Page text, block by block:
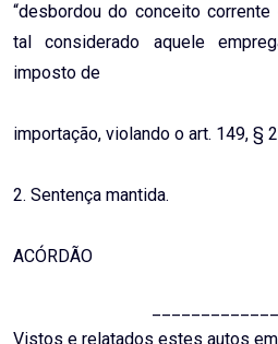
“desbordou do conceito
tal considerado aquele
imposto de
importação, violando o art. 149, §
2. Sentença mantida.
ACÓRDÃO
Vistos e relatados estes autos